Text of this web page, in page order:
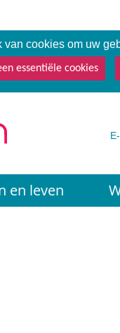
cookies om uw
essentiële cookies
en leven